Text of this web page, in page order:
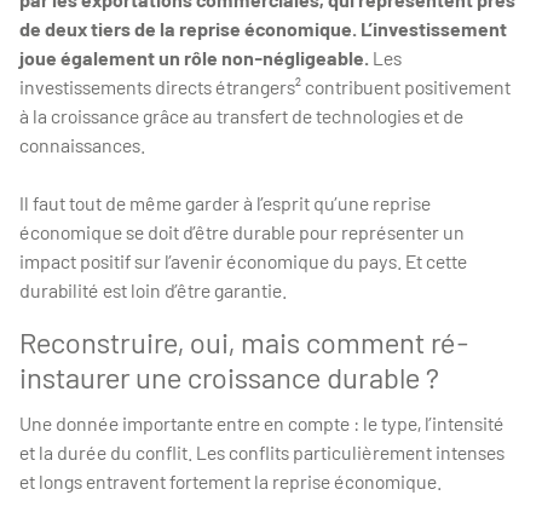
de deux tiers de la reprise économique. L’investissement
joue également un rôle non-négligeable. Les
investissements directs étrangers² contribuent positivement
à la croissance grâce au transfert de technologies et de
connaissances.
Il faut tout de même garder à l’esprit qu’une reprise
économique se doit d’être durable pour représenter un
impact positif sur l’avenir économique du pays. Et cette
durabilité est loin d’être garantie.
Reconstruire, oui, mais comment ré-
instaurer une croissance durable ?
Une donnée importante entre en compte : le type, l’intensité
et la durée du conflit. Les conflits particulièrement intenses
et longs entravent fortement la reprise économique.